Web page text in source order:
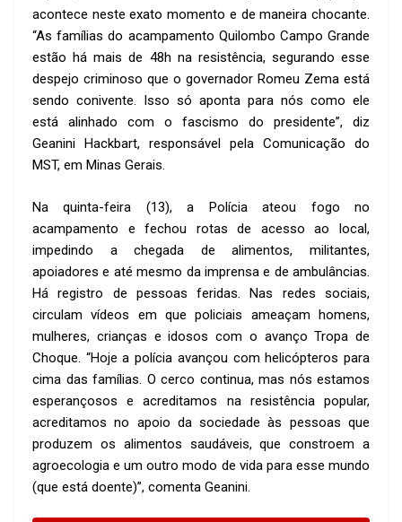
acontece neste exato momento e de maneira chocante.
“As famílias do acampamento Quilombo Campo Grande
estão há mais de 48h na resistência, segurando esse
despejo criminoso que o governador Romeu Zema está
sendo conivente. Isso só aponta para nós como ele
está alinhado com o fascismo do presidente”, diz
Geanini Hackbart, responsável pela Comunicação do
MST, em Minas Gerais.
Na quinta-feira (13), a Polícia ateou fogo no
acampamento e fechou rotas de acesso ao local,
impedindo a chegada de alimentos, militantes,
apoiadores e até mesmo da imprensa e de ambulâncias.
Há registro de pessoas feridas. Nas redes sociais,
circulam vídeos em que policiais ameaçam homens,
mulheres, crianças e idosos com o avanço Tropa de
Choque. “Hoje a polícia avançou com helicópteros para
cima das famílias. O cerco continua, mas nós estamos
esperançosos e acreditamos na resistência popular,
acreditamos no apoio da sociedade às pessoas que
produzem os alimentos saudáveis, que constroem a
agroecologia e um outro modo de vida para esse mundo
(que está doente)”, comenta Geanini.